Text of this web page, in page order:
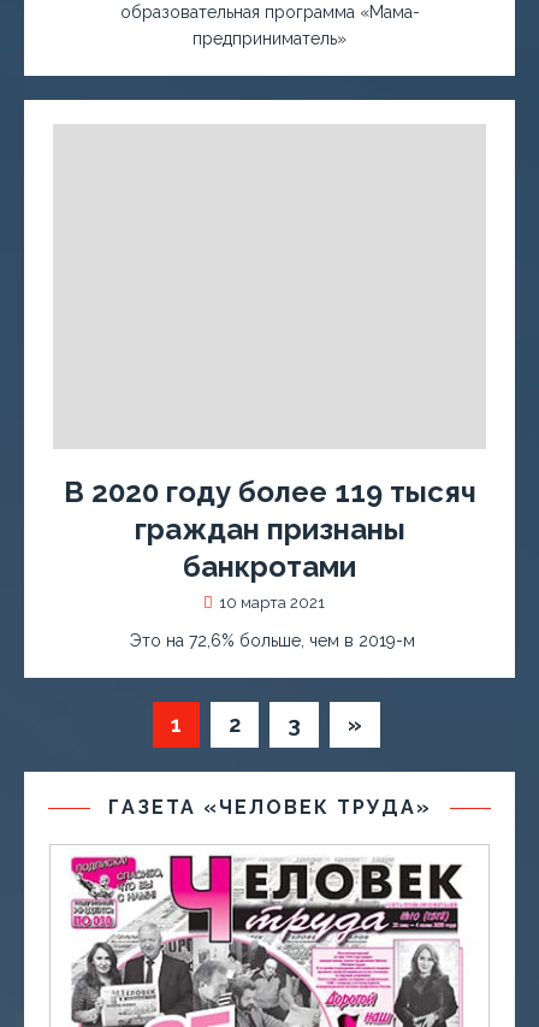
образовательная программа «Мама-
предприниматель»
В 2020 году более 119 тысяч
граждан признаны
банкротами
10 марта 2021
Это на 72,6% больше, чем в 2019-м
1 2 3 »
ГАЗЕТА «ЧЕЛОВЕК ТРУДА»